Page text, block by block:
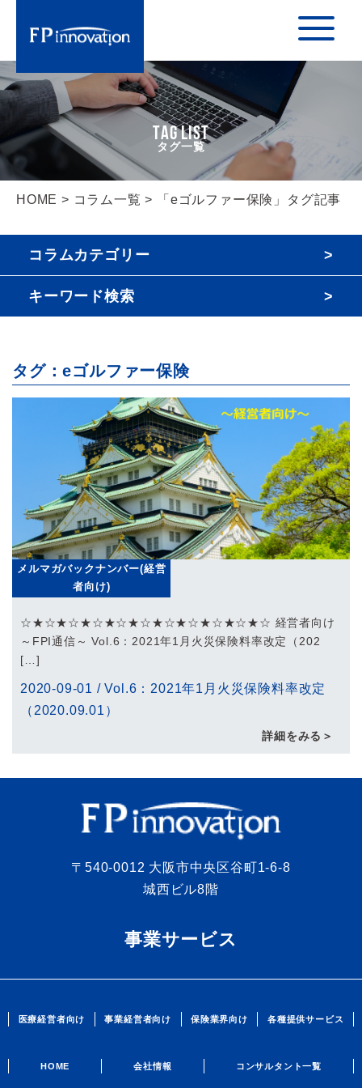
TAG LIST
HOME > コラム一覧 > 「eゴルファー保険」タグ記事
コラムカテゴリー
キーワード検索
タグ：eゴルファー保険
メルマガバックナンバー(経営
者向け)
☆★☆★☆★☆★☆★☆★☆★☆★☆★☆★☆ 経営者向け
～FPI通信～ Vol.6：2021年1月火災保険料率改定（202
[…]
2020-09-01 /Vol.6：2021年1月火災保険料率改定
（2020.09.01）
詳細をみる＞
〒540-0012 大阪市中央区谷町1-6-8
城西ビル8階
事業サービス
医療経営者向け 事業経営者向け 保険業界向け 各種提供サービス
HOME 会社情報 コンサルタント一覧